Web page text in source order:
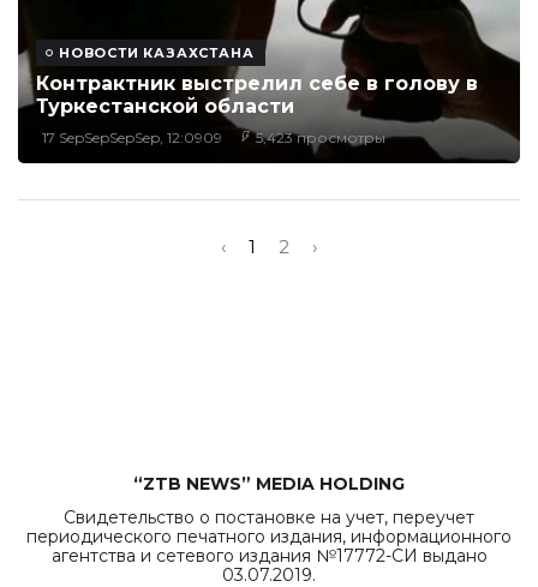
НОВОСТИ КАЗАХСТАНА
Контрактник выстрелил себе в голову в
Туркестанской области
17 SepSepSepSep, 12:0909 5,423 просмотры
‹ 1 2 ›
“ZTB NEWS” MEDIA HOLDING
Свидетельство о постановке на учет, переучет
периодического печатного издания, информационного
агентства и сетевого издания №17772-СИ выдано
03.07.2019.